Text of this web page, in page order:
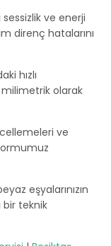
ve enerji
direnç hatalarını
hızlı
olarak
ve
eşyalarınızın
bir teknik